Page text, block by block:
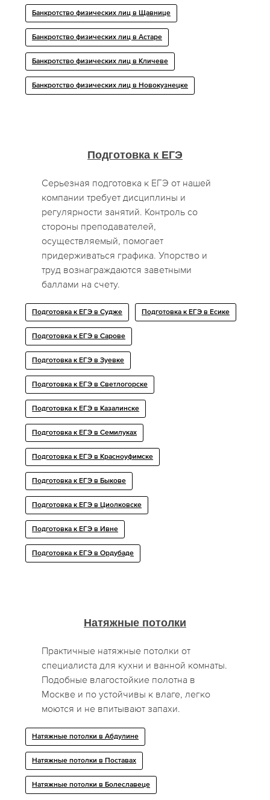
Банкротство физических лиц в Щавнице
Банкротство физических лиц в Астаре
Банкротство физических лиц в Кличеве
Банкротство физических лиц в Новокузнецке
Подготовка к ЕГЭ
Серьезная подготовка к ЕГЭ от нашей
компании требует дисциплины и
регулярности занятий. Контроль со
стороны преподавателей,
осуществляемый, помогает
придерживаться графика. Упорство и
труд вознаграждаются заветными
баллами на счету.
Подготовка к ЕГЭ в Судже Подготовка к ЕГЭ в Есике
Подготовка к ЕГЭ в Сарове
Подготовка к ЕГЭ в Зуевке
Подготовка к ЕГЭ в Светлогорске
Подготовка к ЕГЭ в Казалинске
Подготовка к ЕГЭ в Семилуках
Подготовка к ЕГЭ в Красноуфимске
Подготовка к ЕГЭ в Быкове
Подготовка к ЕГЭ в Циолковске
Подготовка к ЕГЭ в Ивне
Подготовка к ЕГЭ в Ордубаде
Натяжные потолки
Практичные натяжные потолки от
специалиста для кухни и ванной комнаты.
Подобные влагостойкие полотна в
Москве и по устойчивы к влаге, легко
моются и не впитывают запахи.
Натяжные потолки в Абдулине
Натяжные потолки в Поставах
Натяжные потолки в Болеславеце